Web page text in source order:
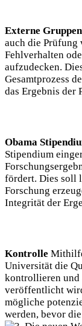
Externe Gruppen
auch die Prüfung
Fehlverhalten
aufzudecken.
Gesamtprozess
das Ergebnis der
Obama
Stipendium
fördert. Dies soll
Forschung
Integrität der
Kontrolle
Universität die
kontrollieren und
veröffentlicht
mögliche
werden, bevor